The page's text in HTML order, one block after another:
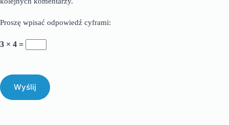
Proszę wpisać odpowiedź cyframi:
3 × 4 =
Wyślij